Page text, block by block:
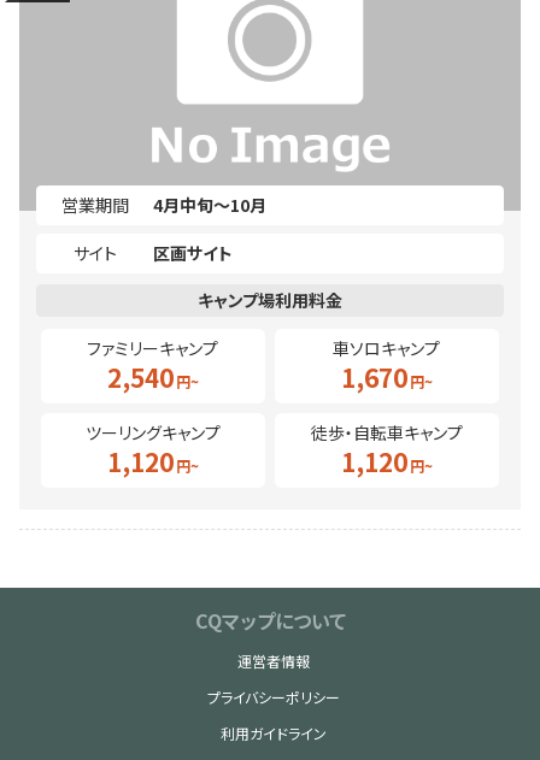
営業期間
4月中旬～10月
サイト
区画サイト
ファミリーキャンプ
2,540
車ソロキャンプ
1,670
ツーリングキャンプ
1,120
徒歩・自転車キャンプ
1,120
CQマップについて
運営者情報
プライバシーポリシー
利用ガイドライン